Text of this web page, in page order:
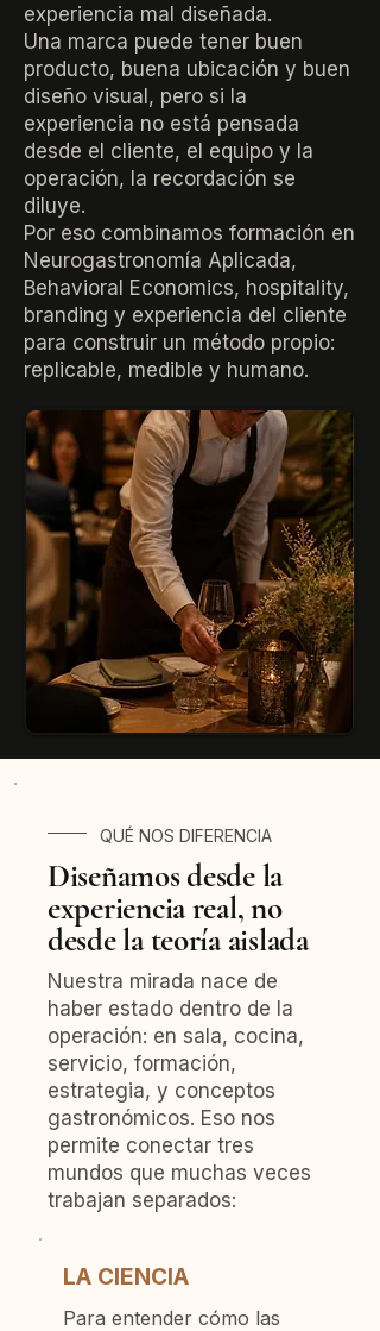
experiencia mal diseñada.
Una marca puede tener buen
producto, buena ubicación y buen
diseño visual, pero si la
experiencia no está pensada
desde el cliente, el equipo y la
operación, la recordación se
diluye.
Por eso combinamos formación en
Neurogastronomía Aplicada,
Behavioral Economics, hospitality,
branding y experiencia del cliente
para construir un método propio:
replicable, medible y humano.
QUÉ NOS DIFERENCIA
Diseñamos desde la
experiencia real, no
desde la teoría aislada
Nuestra mirada nace de
haber estado dentro de la
operación: en sala, cocina,
servicio, formación,
estrategia, y conceptos
gastronómicos. Eso nos
permite conectar tres
mundos que muchas veces
trabajan separados:
LA CIENCIA
Para entender cómo las